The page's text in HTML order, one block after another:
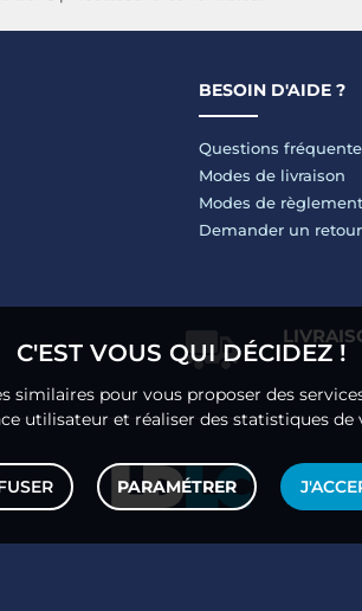
BESOIN D'AIDE ?
Questions
Modes de livraison
Modes de règlement
Demander un retour
C'EST VOUS QUI DÉCIDEZ !
pour vous proposer des
utilisateur et réaliser des statistiques de
PARAMÉTRER